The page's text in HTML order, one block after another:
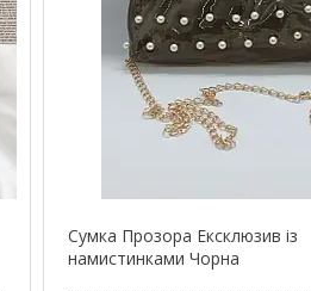
Сумка Прозора Ексклюзив із
намистинками Чорна